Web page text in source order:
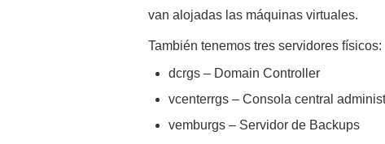
van alojadas las máquinas virtuales.
También tenemos tres servidores físicos:
dcrgs – Domain Controller
vcenterrgs – Consola central
vemburgs – Servidor de Backups